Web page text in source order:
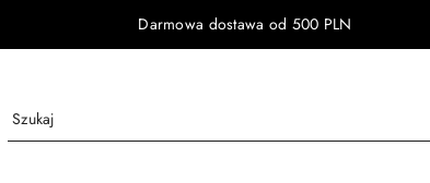
Darmowa dostawa od 500 PLN